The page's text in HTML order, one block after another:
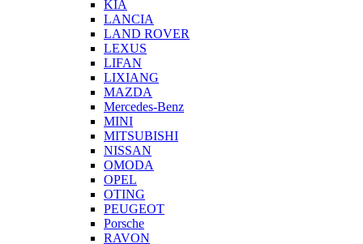
KIA
LANCIA
LAND ROVER
LEXUS
LIFAN
LIXIANG
MAZDA
Mercedes-Benz
MINI
MITSUBISHI
NISSAN
OMODA
OPEL
OTING
PEUGEOT
Porsche
RAVON